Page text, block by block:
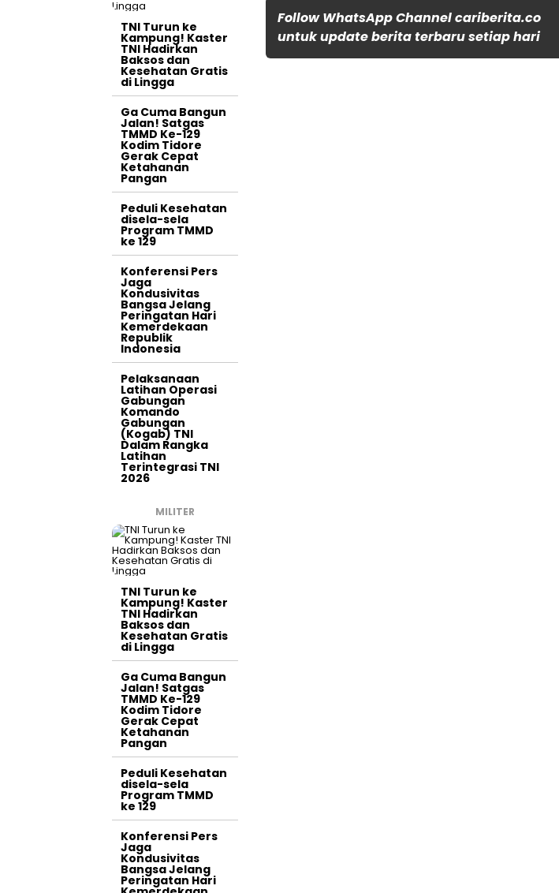
Follow WhatsApp Channel cariberita.co
untuk update berita terbaru setiap hari
TNI Turun ke
Kampung! Kaster
TNI Hadirkan
Baksos dan
Kesehatan Gratis
di Lingga
Ga Cuma Bangun
Jalan! Satgas
TMMD Ke-129
Kodim Tidore
Gerak Cepat
Ketahanan
Pangan
Peduli Kesehatan
disela-sela
Program TMMD
ke 129
Konferensi Pers
Jaga
Kondusivitas
Bangsa Jelang
Peringatan Hari
Kemerdekaan
Republik
Indonesia
Pelaksanaan
Latihan Operasi
Gabungan
Komando
Gabungan
(Kogab) TNI
Dalam Rangka
Latihan
Terintegrasi TNI
2026
MILITER
TNI Turun ke
Kampung! Kaster
TNI Hadirkan
Baksos dan
Kesehatan Gratis
di Lingga
Ga Cuma Bangun
Jalan! Satgas
TMMD Ke-129
Kodim Tidore
Gerak Cepat
Ketahanan
Pangan
Peduli Kesehatan
disela-sela
Program TMMD
ke 129
Konferensi Pers
Jaga
Kondusivitas
Bangsa Jelang
Peringatan Hari